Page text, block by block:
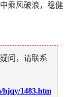
乘风破浪，稳健
问，请联系
hjqy/1483.htm